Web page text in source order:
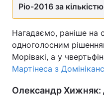
Тема оформлення
Ріо-2016 за
Нагадаємо, раніше на
одноголосним
Морівакі, а у
Мартінеса з
Олександр Хижняк: